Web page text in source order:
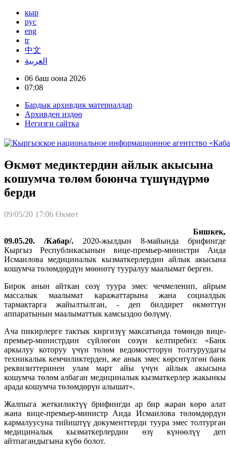
кыр
рус
eng
tr
中文
العربية
06 баш оона 2026
07:08
Бардык архивдик материалдар
Архивден издөө
Негизги сайтка
Өкмөт медиктердин айлык акысына
кошумча төлөм боюнча түшүндүрмө
берди
09/05/20 17:06 Өкмөт
Бишкек,
09.05.20. /Кабар/. 2020-жылдын 8-майында брифингде
Кыргыз Республикасынын вице-премьер-министри Аида
Исмаилова медициналык кызматкерлердин айлык акысына
кошумча төлөмдөрдүн мөөнөтү тууралуу маалымат берген.
Бирок анын айткан сөзү туура эмес чечмеленип, айрым
массалык маалымат каражаттарына жана социалдык
тармактарга жайылтылган, - деп билдирет өкмөттүн
аппаратынын маалыматтык камсыздоо бөлүмү.
Ача пикирлерге тактык киргизүү максатында төмөндө вице-
премьер-министрдин сүйлөгөн сөзүн келтиребиз: «Банк
аркылуу которуу үчүн төлөм ведомостторун толтуруудагы
техникалык кемчиликтерден, же анык эмес көрсөтүлгөн банк
реквизиттеринен улам март айы үчүн айлык акысына
кошумча төлөм албаган медициналык кызматкерлер жакынкы
арада кошумча төлөмдөрүн алышат».
Жалпыга жеткиликтүү брифингди ар бир жаран көрө алат
жана вице-премьер-министр Аида Исмаилова төлөмдөрдүн
кармалуусуна тийиштүү документтерди туура эмес толтурган
медициналык кызматкерлердин өзү күнөөлүү деп
айтпагандыгына күбө болот.